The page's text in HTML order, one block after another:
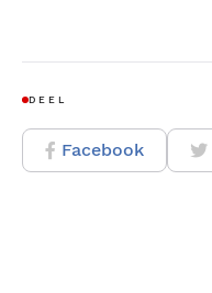
DEEL
Facebook